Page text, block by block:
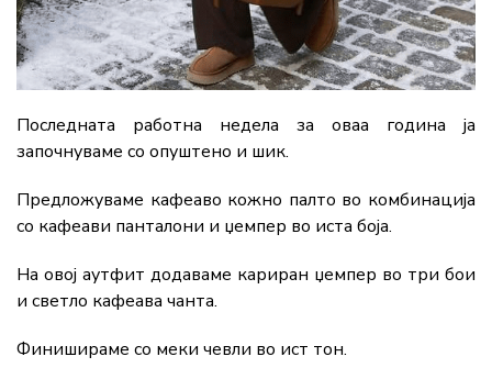
Последната работна недела за оваа година ја
започнуваме со опуштено и шик.
Предложуваме кафеаво кожно палто во комбинација
со кафеави панталони и џемпер во иста боја.
На овој аутфит додаваме кариран џемпер во три бои
и светло кафеава чанта.
Финишираме со меки чевли во ист тон.